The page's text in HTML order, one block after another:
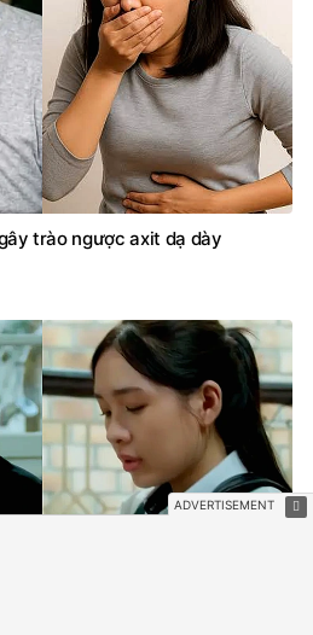
trào ngược axit dạ dày